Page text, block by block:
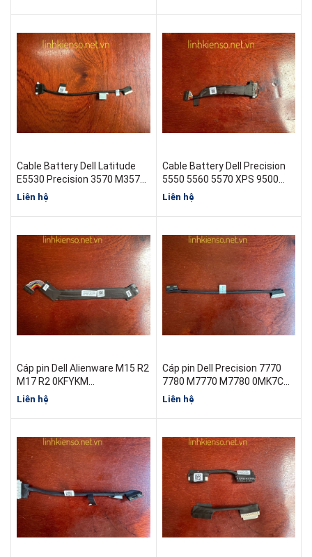
Cable Battery Dell Latitude
E5530 Precision 3570 M3570
450.0PH0B.0001 0P1RG8 mới
Liên hệ
Cable Battery Dell Precision
5550 5560 5570 XPS 9500
9510 ( 0D74YX )
Liên hệ
Cáp pin Dell Alienware M15 R2
M17 R2 0KFYKM
DC02003KR00 mới
Liên hệ
Cáp pin Dell Precision 7770
7780 M7770 M7780 0MK7CM
DC020042Z00
Liên hệ